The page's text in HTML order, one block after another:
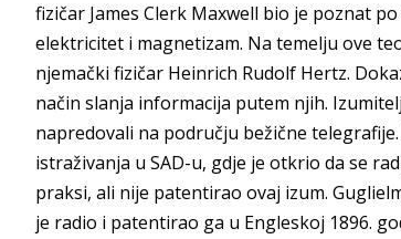
fizičar James Clerk Maxwell bio je poznat
elektricitet i magnetizam. Na temelju ove
njemački fizičar Heinrich Rudolf Hertz.
način slanja informacija putem njih.
napredovali na području bežične
istraživanja u SAD-u, gdje je otkrio da se
praksi, ali nije patentirao ovaj izum.
je radio i patentirao ga u Engleskoj 1896.